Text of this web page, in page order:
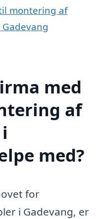
montering af
med
af
med?
for
i Gadevang, er